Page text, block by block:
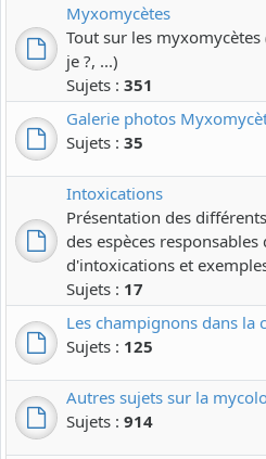
Myxomycètes
Tout sur les
je ?, ...)
Sujets : 351
Galerie photos
Sujets : 35
Intoxications
Présentation des
des espèces
d'intoxications et
Sujets : 17
Les champignons dans la
Sujets : 125
Autres sujets sur la
Sujets : 914